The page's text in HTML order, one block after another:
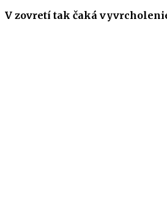
V zovretí tak čaká